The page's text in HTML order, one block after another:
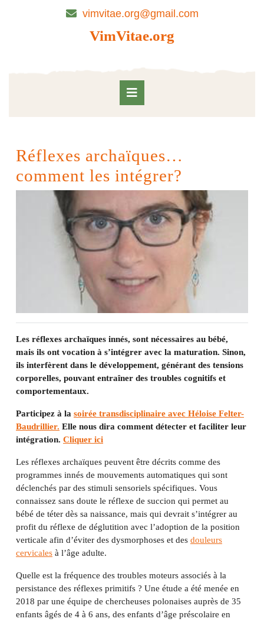
vimvitae.org@gmail.com
VimVitae.org
Réflexes archaïques…
comment les intégrer?
Les réflexes archaïques innés, sont nécessaires au bébé,
mais ils ont vocation à s’intégrer avec la maturation. Sinon,
ils interfèrent dans le développement, générant des tensions
corporelles, pouvant entraîner des troubles cognitifs et
comportementaux.
Participez à la soirée transdisciplinaire avec Héloise Felter-
Baudrillier. Elle nous dira comment détecter et faciliter leur
intégration. Cliquer ici
Les réflexes archaïques peuvent être décrits comme des
programmes innés de mouvements automatiques qui sont
déclenchés par des stimuli sensoriels spécifiques. Vous
connaissez sans doute le réflexe de succion qui permet au
bébé de téter dès sa naissance, mais qui devrait s’intégrer au
profit du réflexe de déglutition avec l’adoption de la position
verticale afin d’éviter des dysmorphoses et des douleurs
cervicales à l’âge adulte.
Quelle est la fréquence des troubles moteurs associés à la
persistance des réflexes primitifs ? Une étude a été menée en
2018 par une équipe de chercheuses polonaises auprès de 35
enfants âgés de 4 à 6 ans, des enfants d’âge préscolaire en